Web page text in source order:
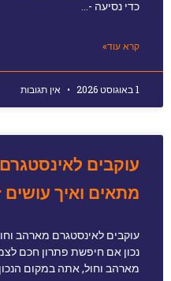
כדי נסיעה -…
קרא עוד»
1 באוגוסט 2026 אין תגובות
עוקבים
מתאים ואיך עושים
עוקבים לאינסטגרם מארהב
נכון אם חיפשת פתרון חכם
מארהב וחול, אתה במקום